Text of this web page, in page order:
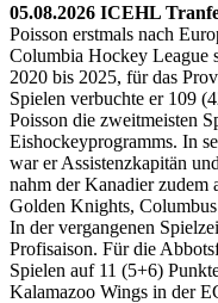
05.08.2026 ICEHL
Poisson erstmals nach
Columbia Hockey League
2020 bis 2025, für das
Spielen verbuchte er 109
Poisson die zweitmeisten
Eishockeyprogramms. In
war er Assistenzkapitän
nahm der Kanadier zudem
Golden Knights,
In der vergangenen
Profisaison. Für die
Spielen auf 11 (5+6)
Kalamazoo Wings in der